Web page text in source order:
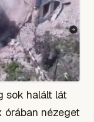
sok halált lát
órában nézeget